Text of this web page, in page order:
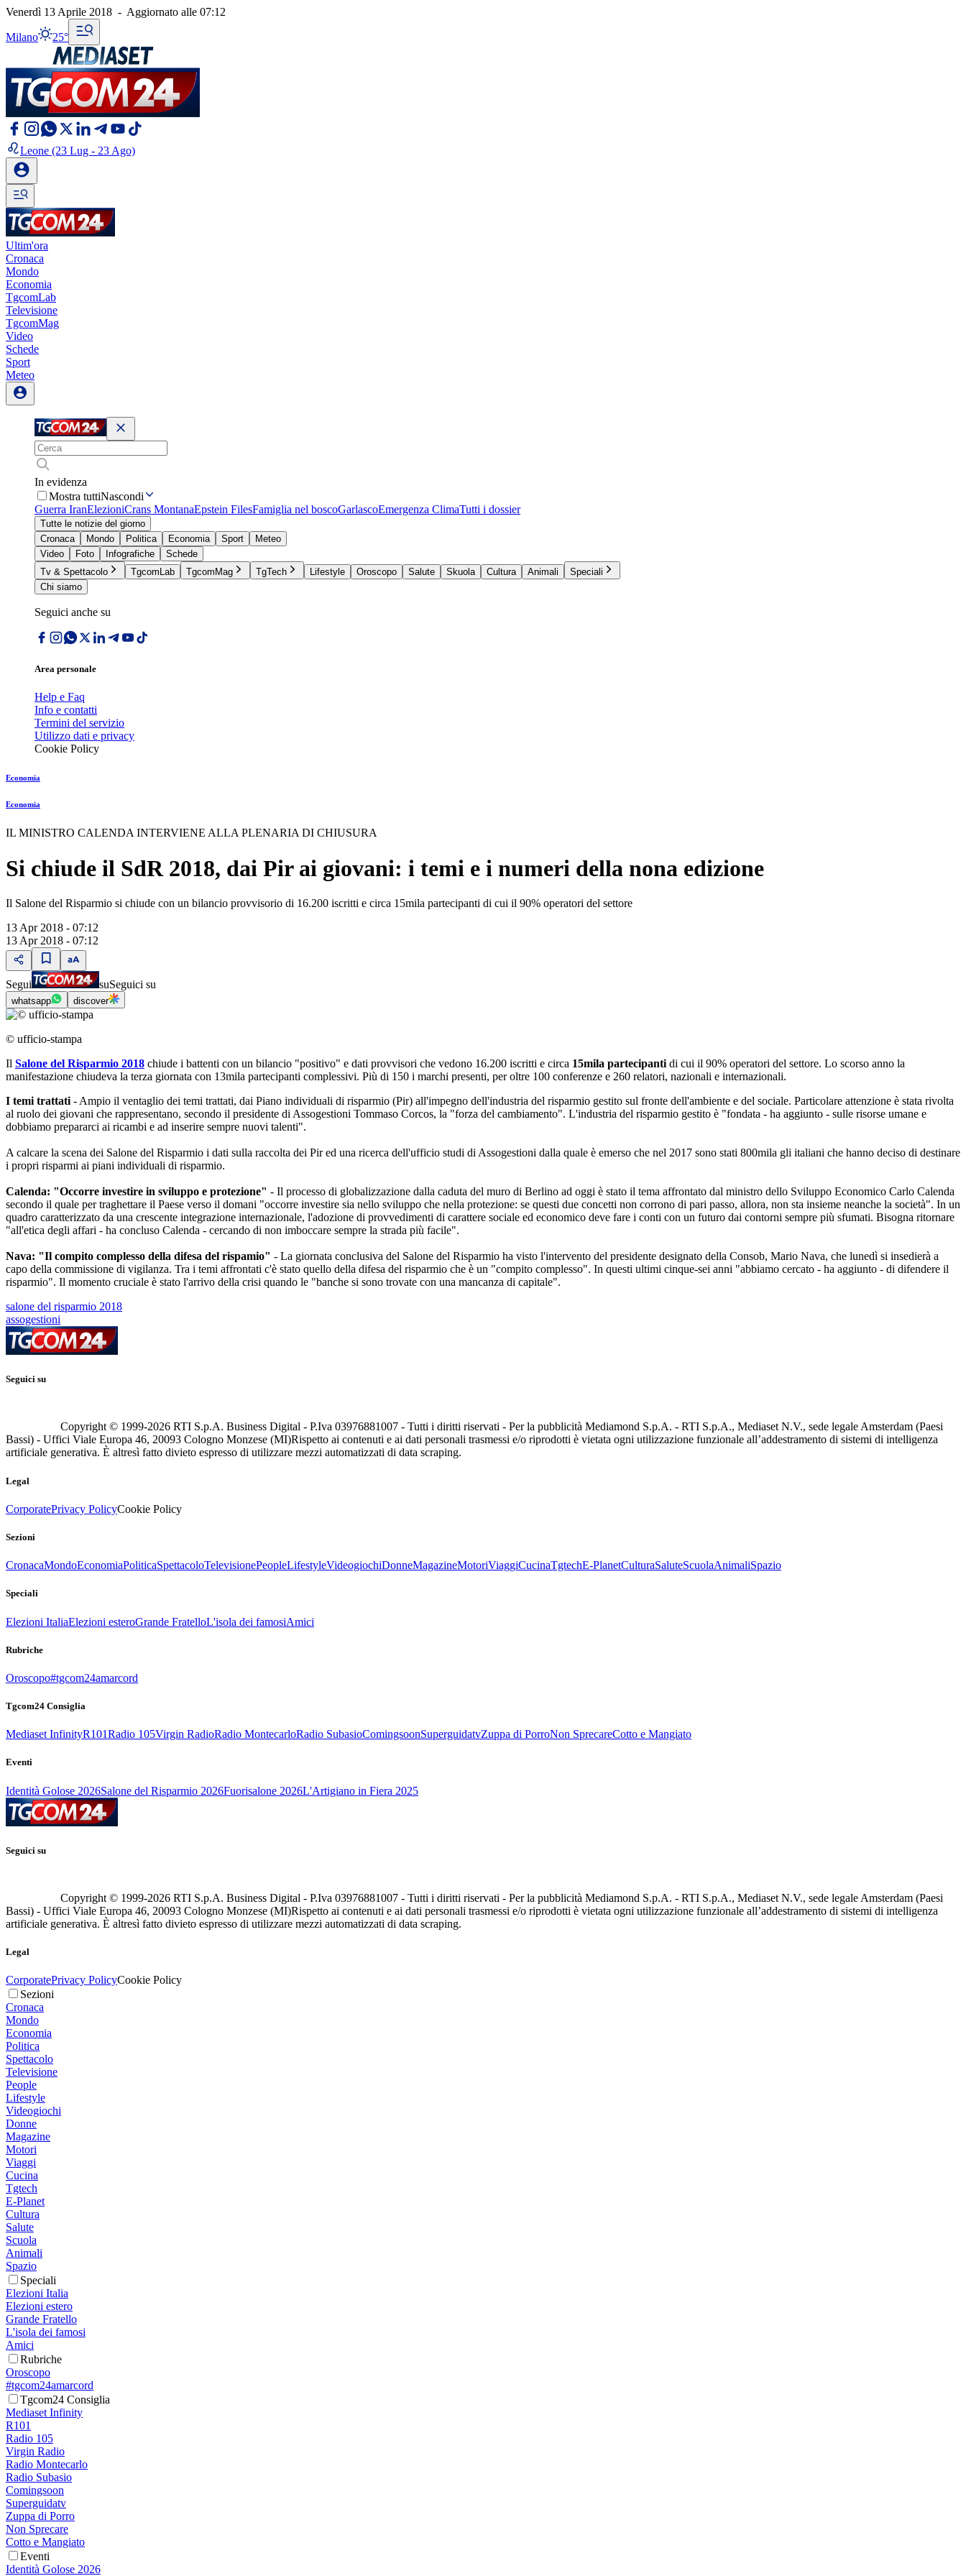
Venerdì 13 Aprile 2018 - Aggiornato alle 07:12
Milano 25°
Leone (23 Lug - 23 Ago)
Ultim'ora
Cronaca
Mondo
Economia
TgcomLab
Televisione
TgcomMag
Video
Schede
Sport
Meteo
In evidenza
Mostra tuttiNascondi
Guerra IranElezioniCrans MontanaEpstein FilesFamiglia nel boscoGarlascoEmergenza ClimaTutti i dossier
Tutte le notizie del giorno
Cronaca
Mondo Politica Economia Sport
Meteo
Video
Foto Infografiche
Schede
Tv & Spettacolo
TgcomLab TgcomMag TgTech Lifestyle Oroscopo Salute Skuola Cultura Animali
Speciali
Chi siamo
Seguici anche su
Area personale
Help e Faq
Info e contatti
Termini del servizio
Utilizzo dati e privacy
Cookie Policy
Economia
Economia
IL MINISTRO CALENDA INTERVIENE ALLA PLENARIA DI CHIUSURA
Si chiude il SdR 2018, dai Pir ai giovani: i temi e i numeri della nona edizione
Il Salone del Risparmio si chiude con un bilancio provvisorio di 16.200 iscritti e circa 15mila partecipanti di cui il 90% operatori del settore
13 Apr 2018 - 07:12
13 Apr 2018 - 07:12
Segui suSeguici su
whatsapp discover
© ufficio-stampa
Il Salone del Risparmio 2018 chiude i battenti con un bilancio "positivo" e dati provvisori che vedono 16.200 iscritti e circa 15mila partecipanti di cui il 90% operatori del settore. Lo scorso anno la
manifestazione chiudeva la terza giornata con 13mila partecipanti complessivi. Più di 150 i marchi presenti, per oltre 100 conferenze e 260 relatori, nazionali e internazionali.
I temi trattati - Ampio il ventaglio dei temi trattati, dai Piano individuali di risparmio (Pir) all'impegno dell'industria del risparmio gestito sul fronte dell'ambiente e del sociale. Particolare attenzione è stata rivolta
al ruolo dei giovani che rappresentano, secondo il presidente di Assogestioni Tommaso Corcos, la "forza del cambiamento". L'industria del risparmio gestito è "fondata - ha aggiunto - sulle risorse umane e
dobbiamo prepararci ai ricambi e ad inserire sempre nuovi talenti".
A calcare la scena dei Salone del Risparmio i dati sulla raccolta dei Pir ed una ricerca dell'ufficio studi di Assogestioni dalla quale è emerso che nel 2017 sono stati 800mila gli italiani che hanno deciso di destinare
i propri risparmi ai piani individuali di risparmio.
Calenda: "Occorre investire in sviluppo e protezione" - Il processo di globalizzazione dalla caduta del muro di Berlino ad oggi è stato il tema affrontato dal ministro dello Sviluppo Economico Carlo Calenda
secondo il quale per traghettare il Paese verso il domani "occorre investire sia nello sviluppo che nella protezione: se questi due concetti non corrono di pari passo, allora, non sta insieme neanche la società". In un
quadro caratterizzato da una crescente integrazione internazionale, l'adozione di provvedimenti di carattere sociale ed economico deve fare i conti con un futuro dai contorni sempre più sfumati. Bisogna ritornare
"all'etica degli affari - ha concluso Calenda - cercando di non imboccare sempre la strada più facile".
Nava: "Il compito complesso della difesa del rispamio" - La giornata conclusiva del Salone del Risparmio ha visto l'intervento del presidente designato della Consob, Mario Nava, che lunedì si insedierà a
capo della commissione di vigilanza. Tra i temi affrontati c'è stato quello della difesa del risparmio che è un "compito complesso". In questi ultimi cinque-sei anni "abbiamo cercato - ha aggiunto - di difendere il
risparmio". Il momento cruciale è stato l'arrivo della crisi quando le "banche si sono trovate con una mancanza di capitale".
salone del risparmio 2018
assogestioni
Seguici su
Copyright © 1999-2026 RTI S.p.A. Business Digital - P.Iva 03976881007 - Tutti i diritti riservati - Per la pubblicità Mediamond S.p.A. - RTI S.p.A., Mediaset N.V., sede legale Amsterdam (Paesi
Bassi) - Uffici Viale Europa 46, 20093 Cologno Monzese (MI)Rispetto ai contenuti e ai dati personali trasmessi e/o riprodotti è vietata ogni utilizzazione funzionale all’addestramento di sistemi di intelligenza
artificiale generativa. È altresì fatto divieto espresso di utilizzare mezzi automatizzati di data scraping.
Legal
CorporatePrivacy PolicyCookie Policy
Sezioni
CronacaMondoEconomiaPoliticaSpettacoloTelevisionePeopleLifestyleVideogiochiDonneMagazineMotoriViaggiCucinaTgtechE-PlanetCulturaSaluteScuolaAnimaliSpazio
Speciali
Elezioni ItaliaElezioni esteroGrande FratelloL'isola dei famosiAmici
Rubriche
Oroscopo#tgcom24amarcord
Tgcom24 Consiglia
Mediaset InfinityR101Radio 105Virgin RadioRadio MontecarloRadio SubasioComingsoonSuperguidatvZuppa di PorroNon SprecareCotto e Mangiato
Eventi
Identità Golose 2026Salone del Risparmio 2026Fuorisalone 2026L'Artigiano in Fiera 2025
Seguici su
Copyright © 1999-2026 RTI S.p.A. Business Digital - P.Iva 03976881007 - Tutti i diritti riservati - Per la pubblicità Mediamond S.p.A. - RTI S.p.A., Mediaset N.V., sede legale Amsterdam (Paesi
Bassi) - Uffici Viale Europa 46, 20093 Cologno Monzese (MI)Rispetto ai contenuti e ai dati personali trasmessi e/o riprodotti è vietata ogni utilizzazione funzionale all’addestramento di sistemi di intelligenza
artificiale generativa. È altresì fatto divieto espresso di utilizzare mezzi automatizzati di data scraping.
Legal
CorporatePrivacy PolicyCookie Policy
Sezioni
Cronaca
Mondo
Economia
Politica
Spettacolo
Televisione
People
Lifestyle
Videogiochi
Donne
Magazine
Motori
Viaggi
Cucina
Tgtech
E-Planet
Cultura
Salute
Scuola
Animali
Spazio
Speciali
Elezioni Italia
Elezioni estero
Grande Fratello
L'isola dei famosi
Amici
Rubriche
Oroscopo
#tgcom24amarcord
Tgcom24 Consiglia
Mediaset Infinity
R101
Radio 105
Virgin Radio
Radio Montecarlo
Radio Subasio
Comingsoon
Superguidatv
Zuppa di Porro
Non Sprecare
Cotto e Mangiato
Eventi
Identità Golose 2026